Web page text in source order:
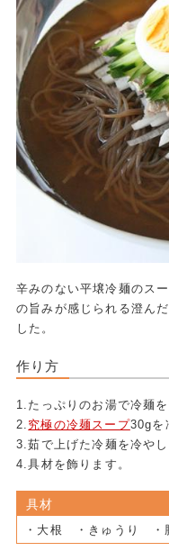
辛みのない平壌冷麺のス
の旨みが感じられる澄ん
した。
作り方
1.たっぷりのお湯で冷麺を
2. 究極の冷麺スープ30gを
3.茹で上げた冷麺を冷やし
4.具材を飾ります。
具材
・大根 ・きゅうり ・